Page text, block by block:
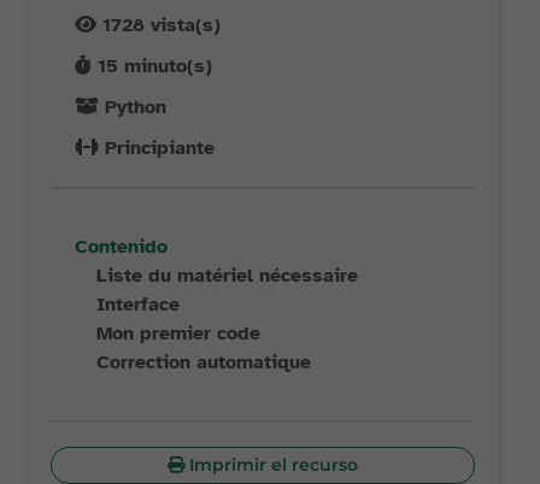
1728 vista(s)
15 minuto(s)
Python
Principiante
Contenido
Liste du matériel nécessaire
Interface
Mon premier code
Correction automatique
Imprimir el recurso